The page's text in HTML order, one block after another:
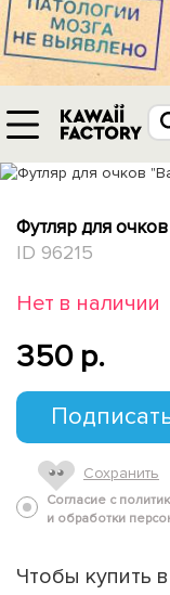
Футляр для
ID 96215
Нет в наличии
350 p.
Сохранить
Согласие с
и обработки
Чтобы купить